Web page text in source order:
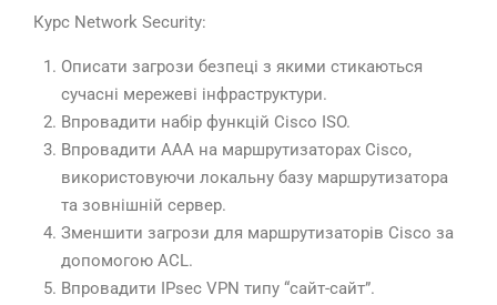
Курс Network Security:
Описати загрози безпеці з якими стикаються
сучасні мережеві інфраструктури.
Впровадити набір функцій Cisco ISO.
Впровадити ААА на маршрутизаторах Cisco,
використовуючи локальну базу маршрутизатора
та зовнішній сервер.
Зменшити загрози для маршрутизаторів Cisco за
допомогою ACL.
Впровадити IPsec VPN типу “сайт-сайт”.